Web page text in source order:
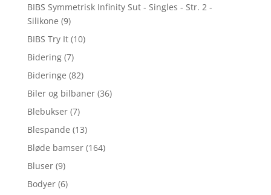
BIBS Symmetrisk Infinity Sut - Singles - Str. 2 -
Silikone (9)
BIBS Try It (10)
Bidering (7)
Bideringe (82)
Biler og bilbaner (36)
Blebukser (7)
Blespande (13)
Bløde bamser (164)
Bluser (9)
Bodyer (6)